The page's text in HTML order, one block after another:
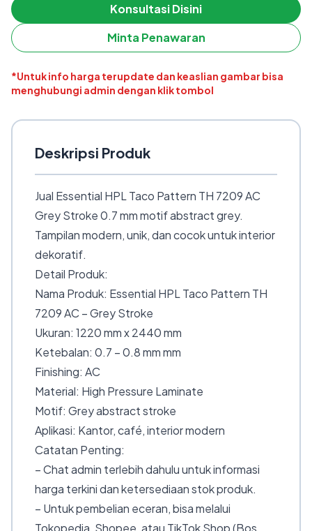
Konsultasi Disini
Minta Penawaran
*Untuk info harga terupdate dan keaslian gambar bisa
menghubungi admin dengan klik tombol
Deskripsi Produk
Jual Essential HPL Taco Pattern TH 7209 AC
Grey Stroke 0.7 mm motif abstract grey.
Tampilan modern, unik, dan cocok untuk interior
dekoratif.
Detail Produk:
Nama Produk: Essential HPL Taco Pattern TH
7209 AC – Grey Stroke
Ukuran: 1220 mm x 2440 mm
Ketebalan: 0.7 – 0.8 mm mm
Finishing: AC
Material: High Pressure Laminate
Motif: Grey abstract stroke
Aplikasi: Kantor, café, interior modern
Catatan Penting:
– Chat admin terlebih dahulu untuk informasi
harga terkini dan ketersediaan stok produk.
– Untuk pembelian eceran, bisa melalui
Tokopedia, Shopee, atau TikTok Shop (Bos